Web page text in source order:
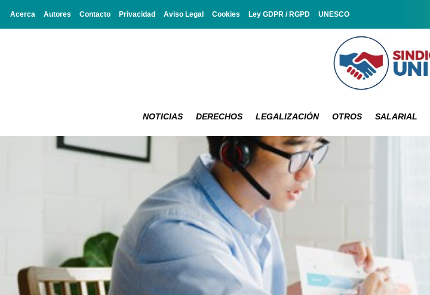
Acerca Autores Contacto Privacidad Aviso Legal Cookies Ley GDPR / RGPD UNESCO
NOTICIAS DERECHOS LEGALIZACIÓN OTROS SALARIAL